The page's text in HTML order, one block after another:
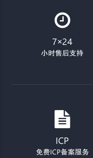
7×24
小时售后支持
ICP
免费ICP备案服务